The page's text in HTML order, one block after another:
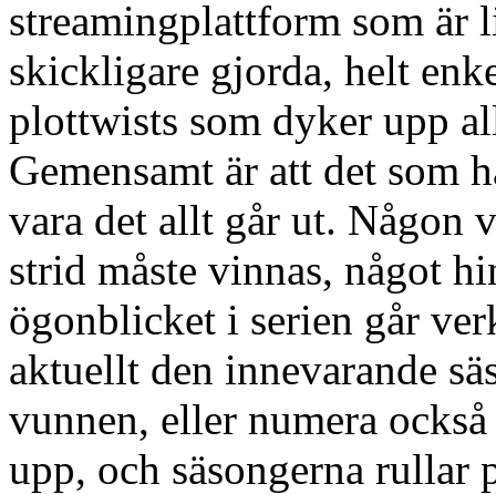
streamingplattform som är
skickligare gjorda, helt
plottwists som dyker upp
Gemensamt är att det som
vara det allt går ut. Någon
strid måste vinnas, något
ögonblicket i serien går
aktuellt den innevarande
vunnen, eller numera
upp, och säsongerna rullar